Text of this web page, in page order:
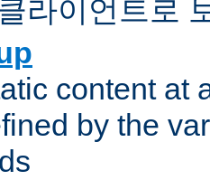
라이언트로
content at
by the